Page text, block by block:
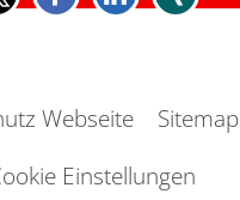
Webseite Sitemap
Einstellungen